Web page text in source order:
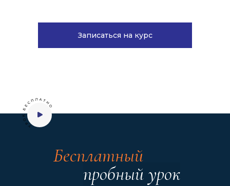
Записаться на курс
Бесплатный
пробный урок